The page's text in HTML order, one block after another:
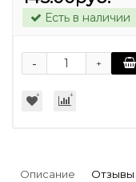
Есть в наличии
+
-
Описание Отзывы